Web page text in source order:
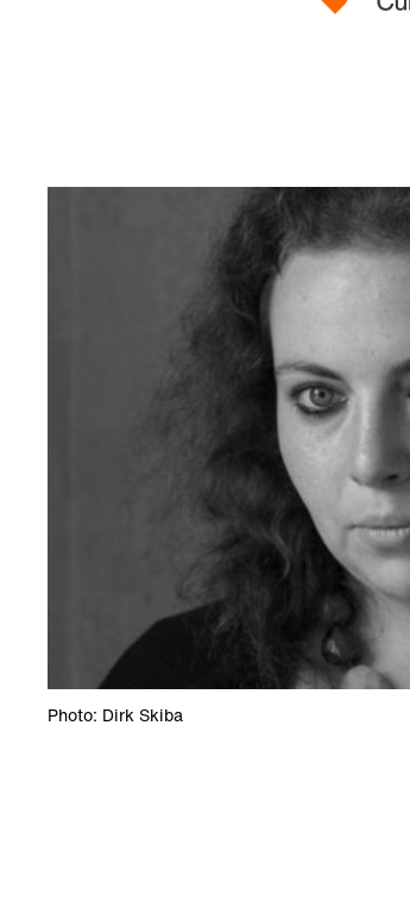
Photo: Dirk Skiba